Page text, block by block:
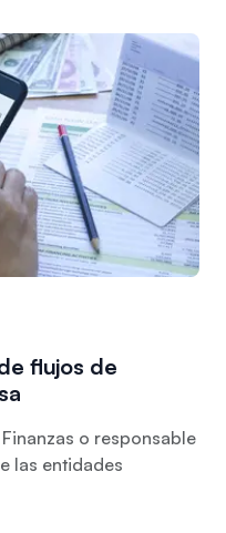
flujos de
o responsable
las entidades